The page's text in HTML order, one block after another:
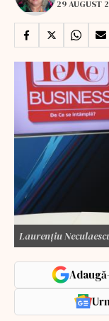
29 AUGUST
Laurenţiu